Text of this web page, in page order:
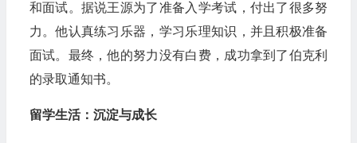
和面试。据说王源为了准备入学考试，付出了很多努
力。他认真练习乐器，学习乐理知识，并且积极准备
面试。最终，他的努力没有白费，成功拿到了伯克利
的录取通知书。
留学生活：沉淀与成长